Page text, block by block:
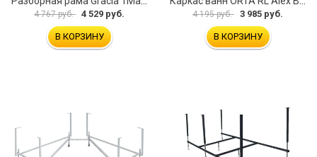
4 767 руб. 4 529 руб.
В КОРЗИНУ
4 195 руб. 3 985 руб.
В КОРЗИНУ